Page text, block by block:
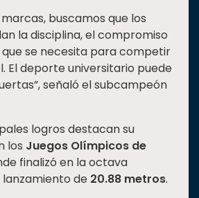
buscamos que los
la disciplina, el compromiso
se necesita para competir
El deporte universitario puede
señaló el subcampeón
logros destacan su
los Juegos Olímpicos de
finalizó en la octava
de 20.88 metros.